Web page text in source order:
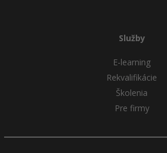
Služby
E-learning
Rekvalifikácie
Školenia
Pre firmy